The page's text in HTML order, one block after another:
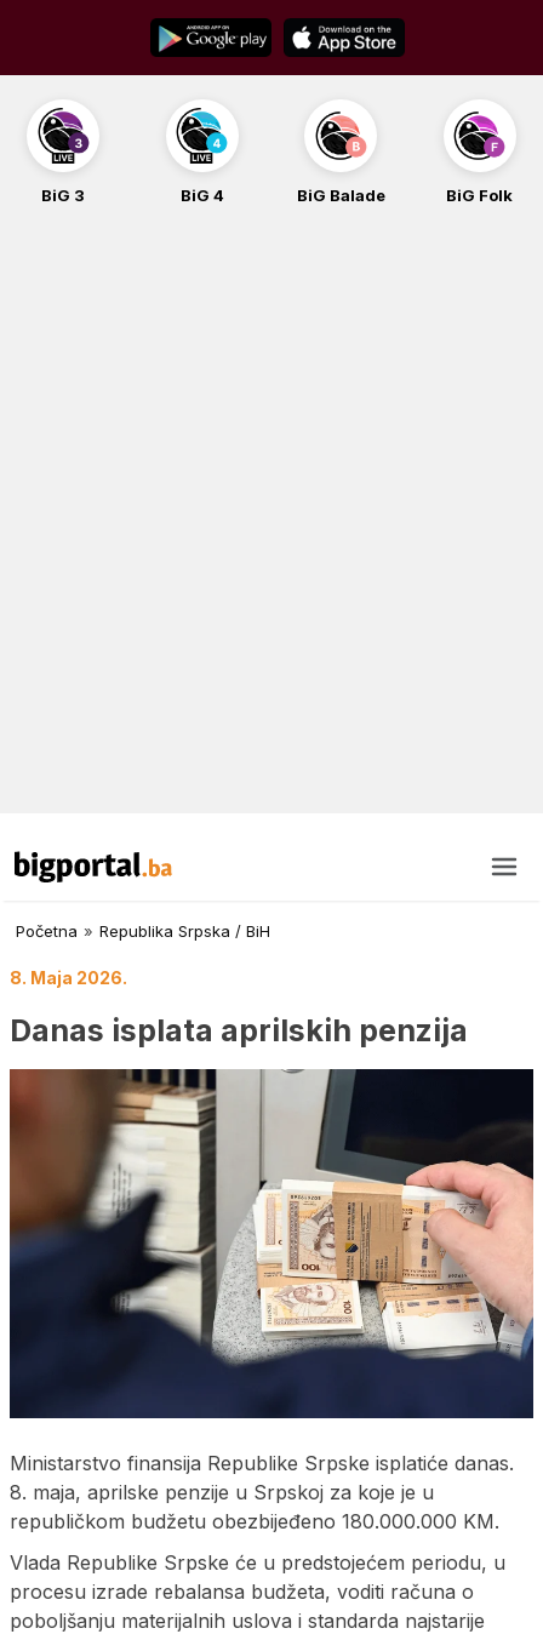
content
BiG 3 BiG 4 BiG Balade BiG Folk
Početna » Republika Srpska / BiH
8. Maja 2026.
Danas isplata aprilskih penzija
Ministarstvo finansija Republike Srpske isplatiće danas.
8. maja, aprilske penzije u Srpskoj za koje je u
republičkom budžetu obezbijeđeno 180.000.000 KM.
Vlada Republike Srpske će u predstojećem periodu, u
procesu izrade rebalansa budžeta, voditi računa o
poboljšanju materijalnih uslova i standarda najstarije